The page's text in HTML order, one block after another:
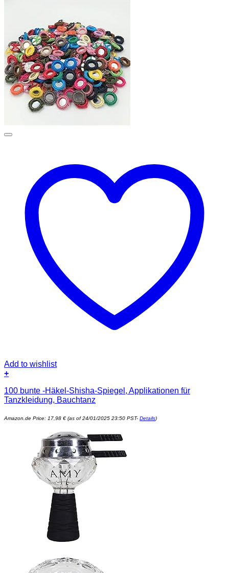
Add to wishlist
+
100 bunte -Häkel-Shisha-Spiegel, Applikationen für
Tanzkleidung, Bauchtanz
Amazon.de Price: 17,98 € (as of 24/01/2025 23:50 PST- Details)